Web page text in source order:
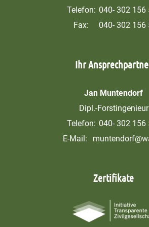
Telefon: 040- 302 156
Fax:
040- 302 156
Ihr
Jan Muntendorf
Dipl.-Forstingenieur
Telefon: 040- 302 156
E-Mail:
Zertifikate